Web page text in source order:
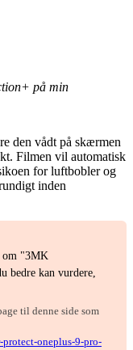
på min
den vådt på skærmen
Filmen vil automatisk
for luftbobler og
inden
om "3MK
bedre kan vurdere,
til denne side som
oneplus-9-pro-